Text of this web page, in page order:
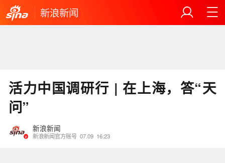
新浪新闻
活力中国调研行 | 在上海，答“天
问”
新浪新闻
新浪新闻官方账号 07.09 16:23